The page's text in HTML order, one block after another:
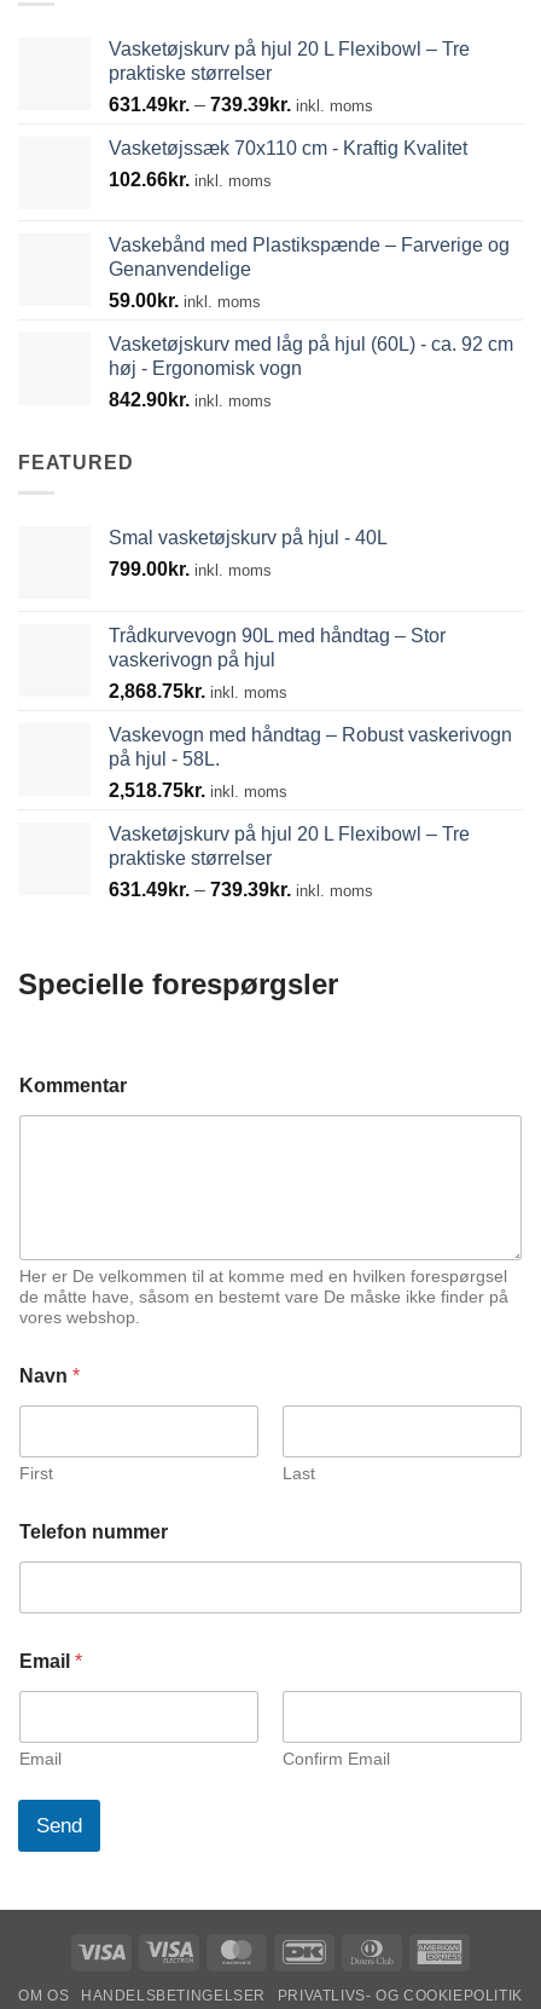
Vasketøjskurv på hjul 20 L Flexibowl – Tre
praktiske størrelser
631.49kr. – 739.39kr. Prisinterval:
til
inkl. moms
Vasketøjssæk 70x110 cm - Kraftig Kvalitet
102.66kr. inkl. moms
Vaskebånd med Plastikspænde – Farverige og
Genanvendelige
59.00kr. inkl. moms
Vasketøjskurv med låg på hjul (60L) - ca. 92 cm
høj - Ergonomisk vogn
842.90kr. inkl. moms
FEATURED
Smal vasketøjskurv på hjul - 40L
799.00kr. inkl. moms
Trådkurvevogn 90L med håndtag – Stor
vaskerivogn på hjul
2,868.75kr. inkl. moms
Vaskevogn med håndtag – Robust vaskerivogn
på hjul - 58L.
2,518.75kr. inkl. moms
Vasketøjskurv på hjul 20 L Flexibowl – Tre
praktiske størrelser
631.49kr. – 739.39kr. Prisinterval:
inkl. moms
Specielle forespørgsler
Kommentar
Her er De velkommen til at komme med en hvilken forespørgsel
de måtte have, såsom en bestemt vare De måske ikke finder på
vores webshop.
Navn *
First Last
Telefon nummer
e
l
o
E
a
m
Email *
Email Confirm Email
Send
Visa
Visa
MasterCardDanKort
Dinners
OM OS HANDELSBETINGELSER PRIVATLIVS- OG COOKIEPOLITIK